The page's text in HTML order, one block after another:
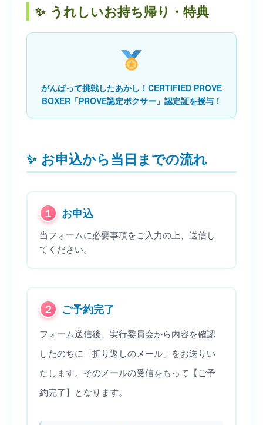
うれしいお持ち帰り・特典
がんばって挑戦したあかし！CERTIFIED PROVE
BOXER「PROVE認定ボクサー」認定証を授与！
お申込から当日までの流れ
１ お申込
当フォームに必要事項をご入力の上、送信し
てください。
２ ご予約完了
フォーム送信後、実行委員会から内容を確認
したのちに「折り返しのメール」をお送りい
たします。そのメールの受信をもって【ご予
約完了】となります。